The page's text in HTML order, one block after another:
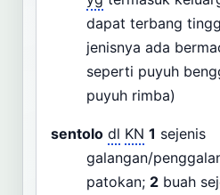
dapat terbang
jenisnya ada
seperti puyuh
puyuh rimba)
sentolo dl KN 1 sejenis
galangan/
patokan; 2 buah